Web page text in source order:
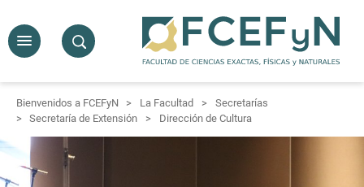
Bienvenidos a FCEFyN La Facultad
Secretarías
Secretaría de Extensión
Dirección de Cultura